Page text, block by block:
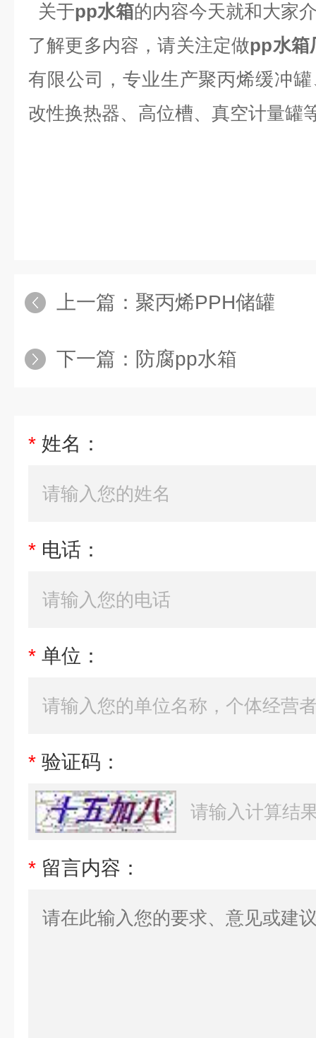
关于pp水箱的内容今天就和大家
了解更多内容，请关注定做pp水箱
有限公司，专业生产聚丙烯缓冲
改性换热器、高位槽、真空计量罐
上一篇： 聚丙烯PPH储罐
下一篇： 防腐pp水箱
* 姓名：
* 电话：
* 单位：
* 验证码：
* 留言内容：